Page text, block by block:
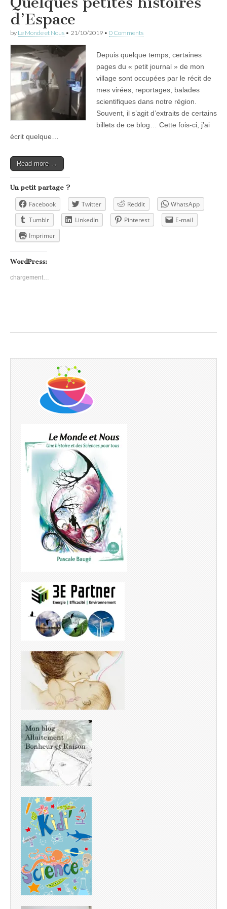
d’Espace
by Le Monde et Nous • 21/10/2019 • 0 Comments
Depuis quelque temps, certaines
pages du « petit journal » de mon
village sont occupées par le récit de
mes virées, reportages, balades
scientifiques dans notre région.
Souvent, il s’agit d’extraits de certains
billets de ce blog… Cette fois-ci, j’ai
écrit quelque…
Read more →
Un petit partage ?
Facebook Twitter Reddit
WhatsApp
Tumblr
LinkedIn Pinterest
E-mail
Imprimer
WordPress:
chargement…